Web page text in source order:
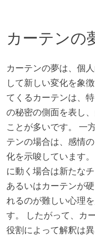
カーテンの
カーテンの夢は、個
して新しい変化を象
てくるカーテンは、
の秘密の側面を表し
ことが多いです。 一
テンの場合は、感情
化を示唆しています
に動く場合は新たな
あるいはカーテンが
れるのが難しい心理
す。 したがって、カ
役割によって解釈は